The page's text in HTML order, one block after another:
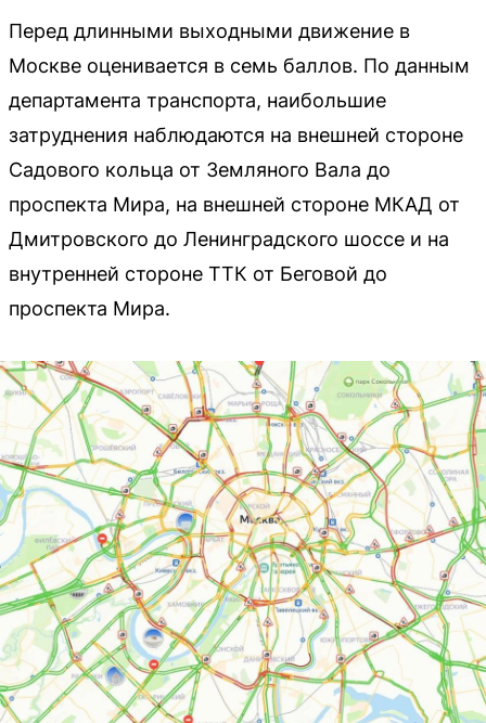
Перед длинными выходными движение в
Москве оценивается в семь баллов. По данным
департамента транспорта, наибольшие
затруднения наблюдаются на внешней стороне
Садового кольца от Земляного Вала до
проспекта Мира, на внешней стороне МКАД от
Дмитровского до Ленинградского шоссе и на
внутренней стороне ТТК от Беговой до
проспекта Мира.